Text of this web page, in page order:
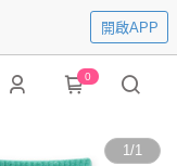
開啟APP
0
1/1